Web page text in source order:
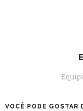
VOCÊ PODE GOSTAR